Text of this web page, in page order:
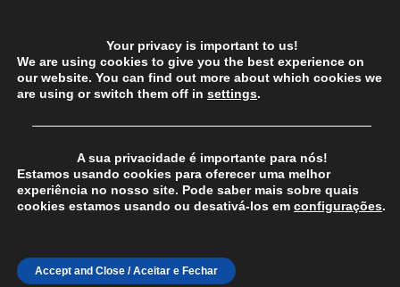
Vida Justa
dezanove
THEME BY ANDERS NORÉN
Your privacy is important to us!
We are using cookies to give you the best experience on
our website. You can find out more about which cookies we
are using or switch them off in settings.
──────────────────────────────────────
A sua privacidade é importante para nós!
Estamos usando cookies para oferecer uma melhor
experiência no nosso site. Pode saber mais sobre quais
cookies estamos usando ou desativá-los em configurações.
Accept and Close / Aceitar e Fechar